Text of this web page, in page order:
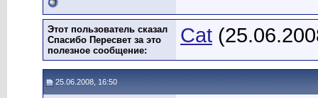
Этот пользователь сказал
Спасибо Пересвет за это
полезное сообщение:
Cat
25.06.2008, 16:50